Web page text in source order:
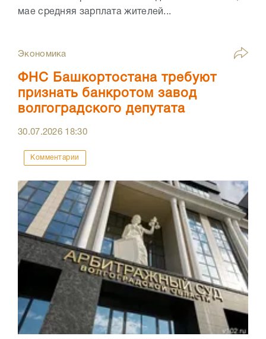
мае средняя зарплата жителей...
Экономика
ФНС Башкортостана требуют
признать банкротом завод
волгоградского депутата
30.07.2026 18:30
Комментарии